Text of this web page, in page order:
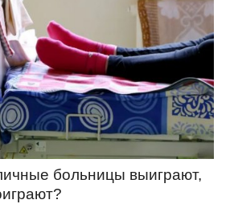
больницы выиграют,